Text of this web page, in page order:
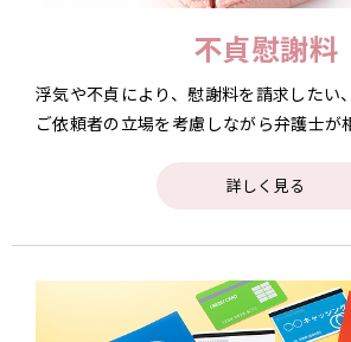
不貞慰謝料
浮気や不貞により、慰謝料を請求したい
ご依頼者の立場を考慮しながら弁護士が
詳しく見る